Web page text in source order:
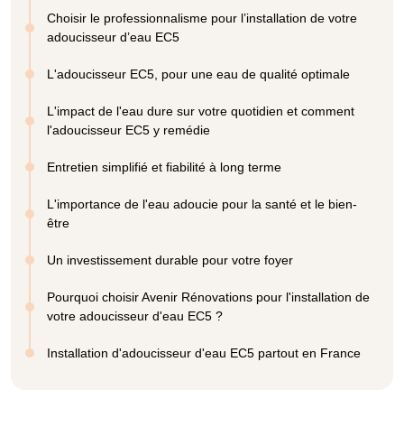
Choisir le professionnalisme pour l’installation de votre
adoucisseur d’eau EC5
L'adoucisseur EC5, pour une eau de qualité optimale
L'impact de l'eau dure sur votre quotidien et comment
l'adoucisseur EC5 y remédie
Entretien simplifié et fiabilité à long terme
L'importance de l'eau adoucie pour la santé et le bien-
être
Un investissement durable pour votre foyer
Pourquoi choisir Avenir Rénovations pour l'installation de
votre adoucisseur d'eau EC5 ?
Installation d'adoucisseur d'eau EC5 partout en France